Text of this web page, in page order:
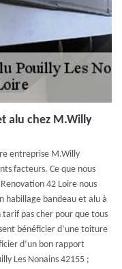
alu chez M.Willy
entreprise M.Willy
facteurs. Ce que nous
42 Loire nous
habillage bandeau et alu à
tarif pas cher pour que tous
bénéficier d’une toiture
d’un bon rapport
Les Nonains 42155 ;